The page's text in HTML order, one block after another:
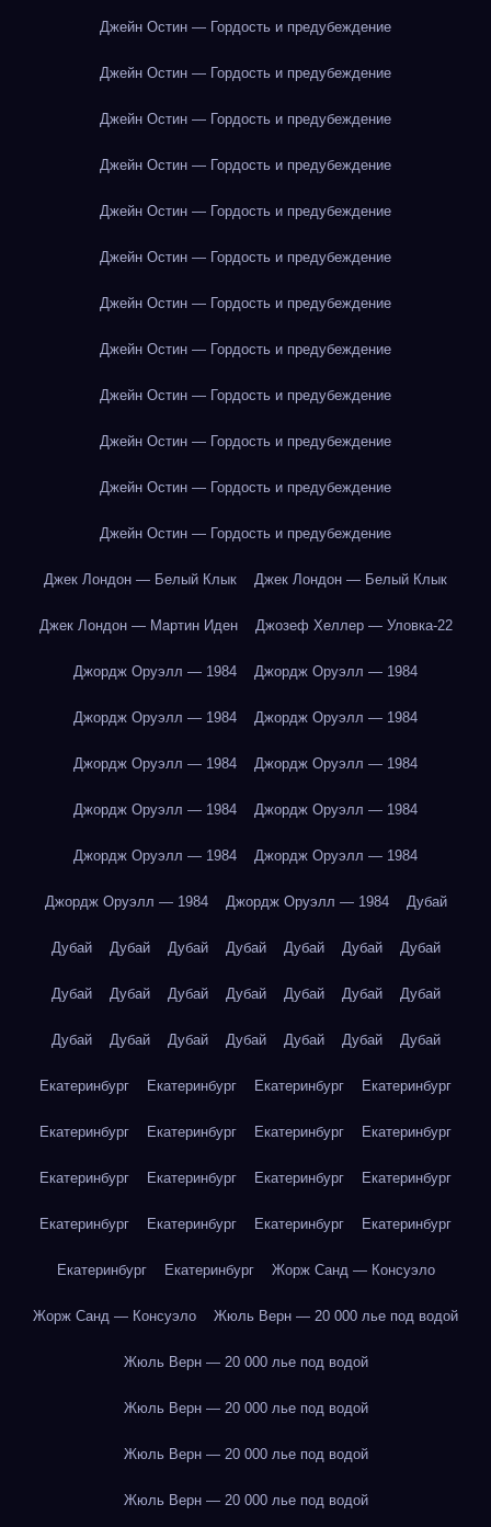
Джейн Остин — Гордость и предубеждение
Джейн Остин — Гордость и предубеждение
Джейн Остин — Гордость и предубеждение
Джейн Остин — Гордость и предубеждение
Джейн Остин — Гордость и предубеждение
Джейн Остин — Гордость и предубеждение
Джейн Остин — Гордость и предубеждение
Джейн Остин — Гордость и предубеждение
Джейн Остин — Гордость и предубеждение
Джейн Остин — Гордость и предубеждение
Джейн Остин — Гордость и предубеждение
Джейн Остин — Гордость и предубеждение
Джек Лондон — Белый Клык Джек Лондон — Белый Клык
Джек Лондон — Мартин Иден Джозеф Хеллер — Уловка-22
Джордж Оруэлл — 1984 Джордж Оруэлл — 1984
Джордж Оруэлл — 1984 Джордж Оруэлл — 1984
Джордж Оруэлл — 1984 Джордж Оруэлл — 1984
Джордж Оруэлл — 1984 Джордж Оруэлл — 1984
Джордж Оруэлл — 1984 Джордж Оруэлл — 1984
Джордж Оруэлл — 1984 Джордж Оруэлл — 1984 Дубай
Дубай Дубай Дубай Дубай Дубай Дубай Дубай
Дубай Дубай Дубай Дубай Дубай Дубай Дубай
Дубай Дубай Дубай Дубай Дубай Дубай Дубай
Екатеринбург Екатеринбург Екатеринбург Екатеринбург
Екатеринбург Екатеринбург Екатеринбург Екатеринбург
Екатеринбург Екатеринбург Екатеринбург Екатеринбург
Екатеринбург Екатеринбург Екатеринбург Екатеринбург
Екатеринбург Екатеринбург Жорж Санд — Консуэло
Жорж Санд — Консуэло Жюль Верн — 20 000 лье под водой
Жюль Верн — 20 000 лье под водой
Жюль Верн — 20 000 лье под водой
Жюль Верн — 20 000 лье под водой
Жюль Верн — 20 000 лье под водой